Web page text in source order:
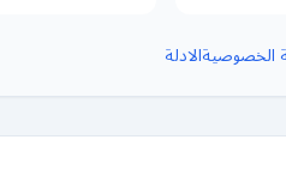
الخصوصيةالادلة